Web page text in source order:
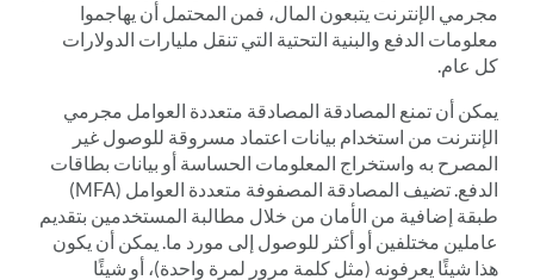
مجرمي الإنترنت يتبعون المال، فمن المحتمل أن يهاجموا
معلومات الدفع والبنية التحتية التي تنقل مليارات الدولارات
كل عام.
يمكن أن تمنع المصادقة المصادقة متعددة العوامل مجرمي
الإنترنت من استخدام بيانات اعتماد مسروقة للوصول غير
المصرح به واستخراج المعلومات الحساسة أو بيانات بطاقات
الدفع. تضيف المصادقة المصفوفة متعددة العوامل (MFA)
طبقة إضافية من الأمان من خلال مطالبة المستخدمين بتقديم
عاملين مختلفين أو أكثر للوصول إلى مورد ما. يمكن أن يكون
هذا شيئًا يعرفونه (مثل كلمة مرور لمرة واحدة)، أو شيئًا